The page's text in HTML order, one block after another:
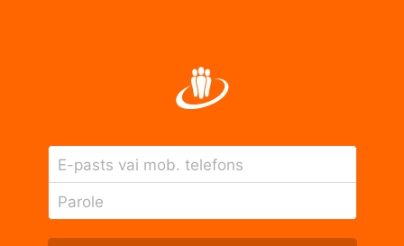
E-pasts vai mob. telefons
Parole